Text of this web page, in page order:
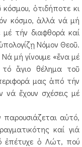
ὁτιδήποτε κι
κόσμο, ἀλλά νά μή
τήν διαφθορά καί
Νόμον Θεοῦ.
μή γίνουμε «ἕνα μέ
ἅγιο θέλημα τοῦ
μας ἀπό τήν
νά ἔχουν σχέσεις μέ
αὐτό,
καί γιά
ἐπέτυχε ὁ Λώτ, πού